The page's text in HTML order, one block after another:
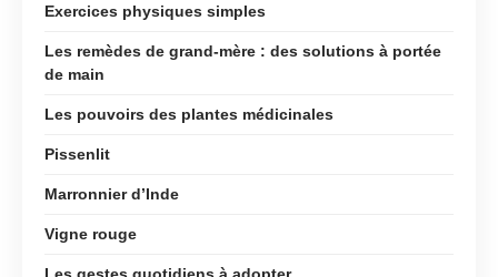
Exercices physiques simples
Les remèdes de grand-mère : des solutions à portée
de main
Les pouvoirs des plantes médicinales
Pissenlit
Marronnier d’Inde
Vigne rouge
Les gestes quotidiens à adopter